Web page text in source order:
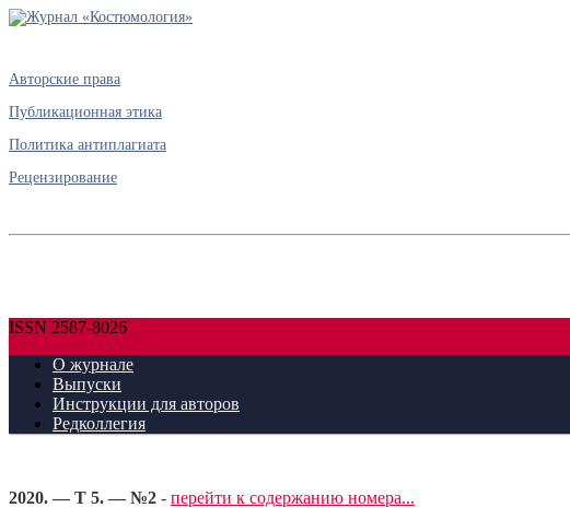
Авторские права
Публикационная этика
Политика антиплагиата
Рецензирование
ISSN 2587-8026
О журнале
Выпуски
Инструкции для авторов
Редколлегия
2020. — Т 5. — №2 - перейти к содержанию номера...